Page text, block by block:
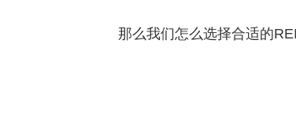
那么我们怎么选择合适的